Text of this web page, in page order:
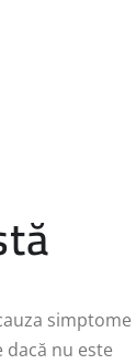
simptome
nu este